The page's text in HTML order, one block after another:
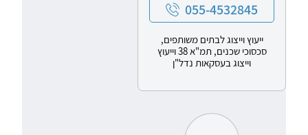
055-4532845
ייעוץ וייצוג לבתים משותפים,
סכסוכי שכנים, תמ"א 38 וייעוץ
וייצוג בעסקאות נדל"ן